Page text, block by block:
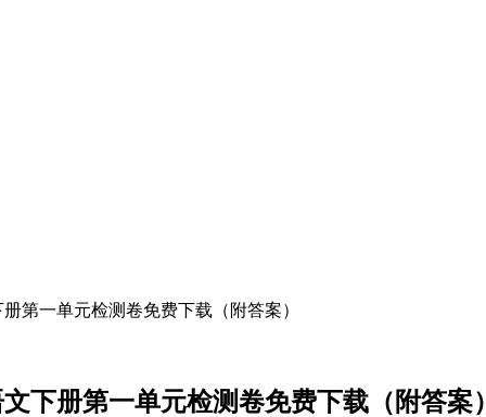
第一单元检测卷免费下载（附答案）
下册第一单元检测卷免费下载（附答案）